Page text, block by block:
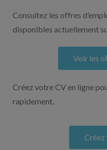
Consultez les offres
disponibles actuellement
Voir les
Créez votre CV en ligne
rapidement.
Créez